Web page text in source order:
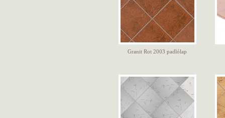
Granit Rot 2003 padlólap